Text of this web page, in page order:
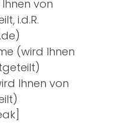
von
i.d.R.
(wird Ihnen
Ihnen von